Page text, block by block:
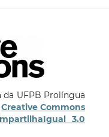
UFPB Prolíngua
Creative Commons
3.0